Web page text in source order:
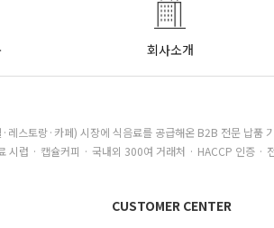
회사소개
레스토랑·카페) 시장에 식음료를 공급해온 B2B 전문 납품
시럽 · 캡슐커피 · 국내외 300여 거래처 · HACCP 인증 ·
CUSTOMER CENTER